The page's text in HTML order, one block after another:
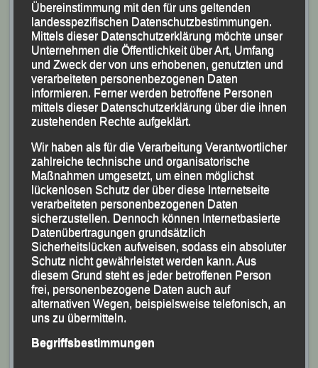
Markus Weinert Vierter bei den Männern
Bei den Männern liefMarkus Weinert nach 12:12
Minuten hinter Alexander Häberle (Laufsport Saukel),
Ethan Langselius (LG Stadtwerke München) und Lukas
Bergmann (LG Würm Athletik) als ausgezeichneter
Vierter über die Ziellinie.
Übereinstimmung mit den für uns geltenden
landesspezifischen Datenschutzbestimmungen.
Mittels dieser Datenschutzerklärung möchte unser
Unternehmen die Öffentlichkeit über Art, Umfang
und Zweck der von uns erhobenen, genutzten und
verarbeiteten personenbezogenen Daten
informieren. Ferner werden betroffene Personen
mittels dieser Datenschutzerklärung über die ihnen
zustehenden Rechte aufgeklärt.
Wir haben als für die Verarbeitung Verantwortlicher
zahlreiche technische und organisatorische
Maßnahmen umgesetzt, um einen möglichst
lückenlosen Schutz der über diese Internetseite
verarbeiteten personenbezogenen Daten
sicherzustellen. Dennoch können Internetbasierte
Datenübertragungen grundsätzlich
Sicherheitslücken aufweisen, sodass ein absoluter
Schutz nicht gewährleistet werden kann. Aus
diesem Grund steht es jeder betroffenen Person
frei, personenbezogene Daten auch auf
alternativen Wegen, beispielsweise telefonisch, an
uns zu übermitteln.
Begriffsbestimmungen